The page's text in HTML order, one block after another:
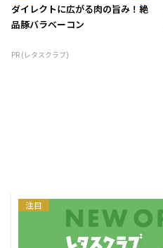
ダイレクトに広がる肉の旨み！絶
品豚バラベーコン
PR (レタスクラブ)
注目